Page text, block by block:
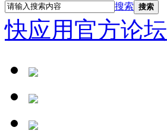
搜索 搜索
快应用官方论坛